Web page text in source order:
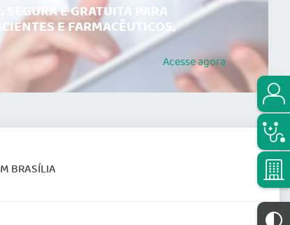
E GRATUITA PARA
E FARMACÊUTICOS.
Acesseagora
BRASÍLIA